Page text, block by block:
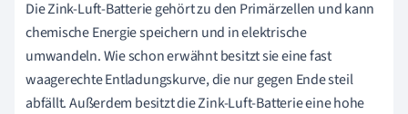
Die Zink-Luft-Batterie gehört zu den Primärzellen und kann
chemische Energie speichern und in elektrische
umwandeln. Wie schon erwähnt besitzt sie eine fast
waagerechte Entladungskurve, die nur gegen Ende steil
abfällt. Außerdem besitzt die Zink-Luft-Batterie eine hohe